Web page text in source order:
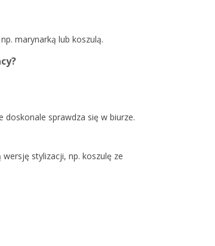
marynarką lub koszulą.
doskonale sprawdza się w biurze.
stylizacji, np. koszulę ze